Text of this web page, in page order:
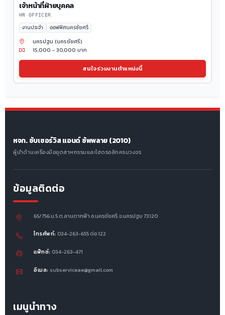
เจ้าหน้าที่ฝ่ายบุคคล
HR OFFICER
งานประจำ ออฟฟิศนครชัยศรี
นครปฐม (นครชัยศรี)
15,000 - 30,000 บาท
สนใจร่วมงานตำแหน่งนี้
หจก. ซับเซอร์วิส แอนด์ ซัพพลาย (2010)
ผู้นำด้านเครื่องมืออุตสาหกรรมและไฮดรอลิกครบวงจร
ข้อมูลติดต่อ
65/756 ม.5 ต.ลานตากฟ้า อ.นครชัยศรี จ.นครปฐม 73120
โทรศัพท์: 034-263-655 ต่อ 122
แฟ็กซ์: 034-263-471
อีเมล: subserviceae@gmail.com
เมนูนำทาง